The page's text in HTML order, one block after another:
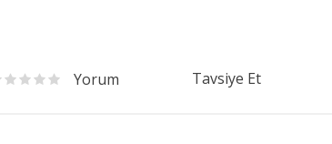
Yorum Tavsiye Et